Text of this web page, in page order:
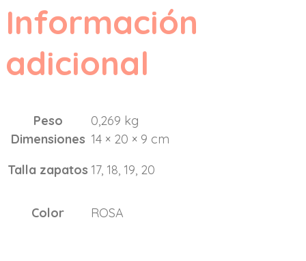
Información
adicional
Peso
0,269 kg
Dimensiones 14 × 20 × 9 cm
Talla zapatos 17, 18, 19, 20
Color ROSA